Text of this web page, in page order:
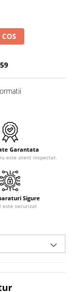
Garantata
este atent inspectat.
Sigure
este securizat